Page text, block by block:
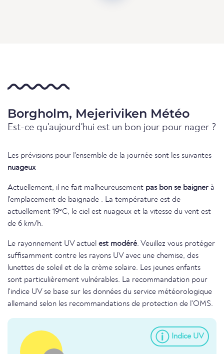
Borgholm, Mejeriviken Météo
Est-ce qu'aujourd'hui est un bon jour pour nager ?
Les prévisions pour l'ensemble de la journée sont les suivantes
nuageux
Actuellement, il ne fait malheureusement pas bon se baigner à
l'emplacement de baignade . La température est de
actuellement 19°C, le ciel est nuageux et la vitesse du vent est
de 6 km/h.
Le rayonnement UV actuel est modéré. Veuillez vous protéger
suffisamment contre les rayons UV avec une chemise, des
lunettes de soleil et de la crème solaire. Les jeunes enfants
sont particulièrement vulnérables. La recommandation pour
l'indice UV se base sur les données du service météorologique
allemand selon les recommandations de protection de l'OMS.
Indice UV